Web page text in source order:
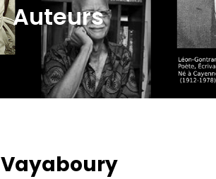
Auteurs
Vayaboury